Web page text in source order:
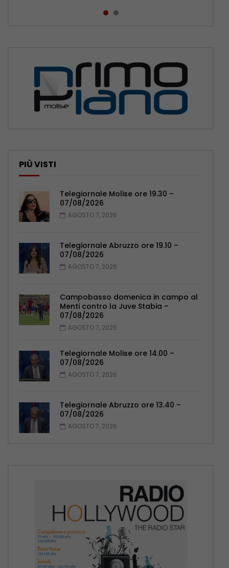
PIÙ VISTI
Telegiornale Molise ore 19.30 –
07/08/2026
AGOSTO 7, 2026
Telegiornale Abruzzo ore 19.10 –
07/08/2026
AGOSTO 7, 2026
Campobasso domenica in campo al
Menti contro la Juve Stabia –
07/08/2026
AGOSTO 7, 2026
Telegiornale Molise ore 14.00 –
07/08/2026
AGOSTO 7, 2026
Telegiornale Abruzzo ore 13.40 –
07/08/2026
AGOSTO 7, 2026